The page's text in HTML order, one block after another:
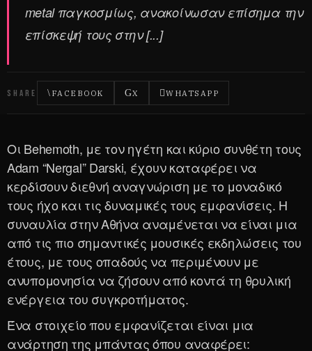
metal παγκοσμίως, ανακοίνωσαν επίσημα την
επίσκεψή τους στην [...]
SHARE FACEBOOK X WHATSAPP
Οι Behemoth, με τον ηγέτη και κύριο συνθέτη τους
Adam “Nergal” Darski, έχουν καταφέρει να
κερδίσουν διεθνή αναγνώριση με το μοναδικό
τους ήχο και τις δυναμικές τους εμφανίσεις. Η
συναυλία στην Αθήνα αναμένεται να είναι μια
από τις πιο σημαντικές μουσικές εκδηλώσεις του
έτους, με τους οπαδούς να περιμένουν με
ανυπομονησία να ζήσουν από κοντά τη θρυλική
ενέργεια του συγκροτήματος.
Ένα στοιχείο που εμφανίζεται είναι μια
ανάρτηση της μπάντας όπου αναφέρει: